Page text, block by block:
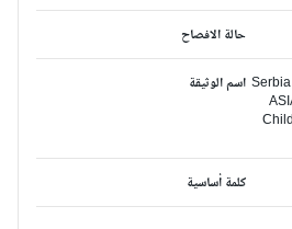
حالة الافصاح
اسم الوثيقة
كلمة أساسية